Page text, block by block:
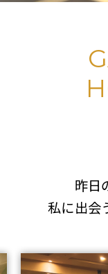
昨日
私に出会